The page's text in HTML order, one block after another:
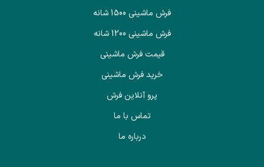
فرش ماشینی 1500 شانه
فرش ماشینی 1200 شانه
قیمت فرش ماشینی
خرید فرش ماشینی
پرو آنلاین فرش
تماس با ما
درباره ما